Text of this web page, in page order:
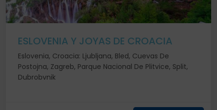
ESLOVENIA Y JOYAS DE CROACIA
Eslovenia, Croacia: Ljubljana, Bled, Cuevas De
Postojna, Zagreb, Parque Nacional De Plitvice, Split,
Dubrobvnik